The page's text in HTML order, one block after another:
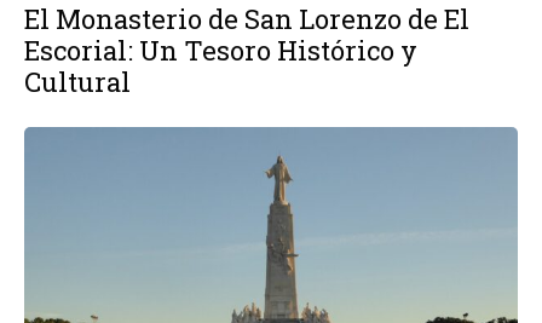
El Monasterio de San Lorenzo de El
Escorial: Un Tesoro Histórico y
Cultural